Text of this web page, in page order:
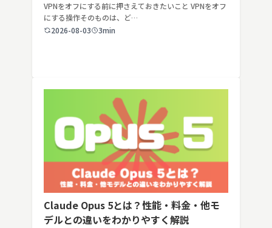
VPNをオフにする前に押さえておきたいこと VPNをオフ
にする操作そのものは、ど…
2026-08-03
3min
Claude Opus 5とは？性能・料金・他モ
デルとの違いをわかりやすく解説